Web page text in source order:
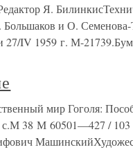
Я.
Большаков и О.
27/IV 1959 г. М-
мир Гоголя:
38 М 60501—427 /